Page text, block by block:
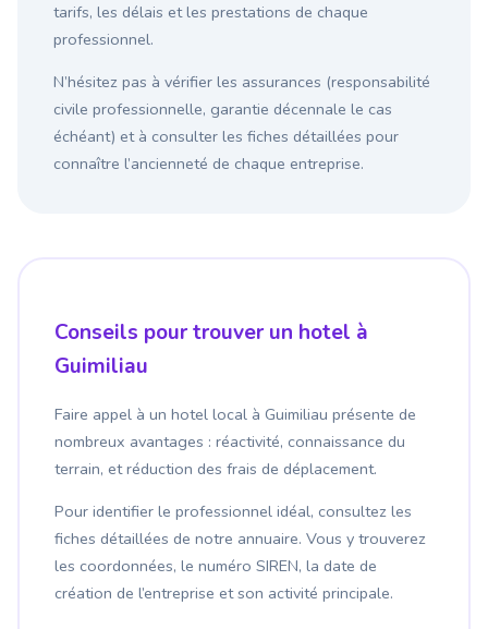
tarifs, les délais et les prestations de chaque
professionnel.
N’hésitez pas à vérifier les assurances (responsabilité
civile professionnelle, garantie décennale le cas
échéant) et à consulter les fiches détaillées pour
connaître l’ancienneté de chaque entreprise.
Conseils pour trouver un hotel à
Guimiliau
Faire appel à un hotel local à Guimiliau présente de
nombreux avantages : réactivité, connaissance du
terrain, et réduction des frais de déplacement.
Pour identifier le professionnel idéal, consultez les
fiches détaillées de notre annuaire. Vous y trouverez
les coordonnées, le numéro SIREN, la date de
création de l’entreprise et son activité principale.